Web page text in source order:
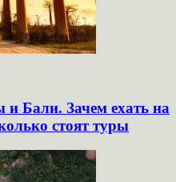
Бали. Зачем ехать на
стоят туры